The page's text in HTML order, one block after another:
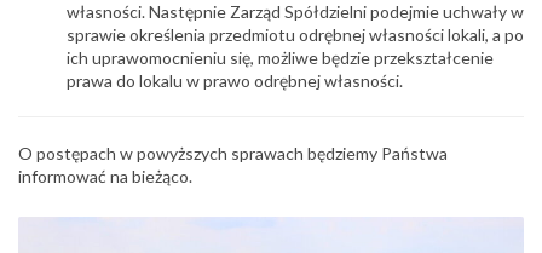
własności. Następnie Zarząd Spółdzielni podejmie uchwały w
sprawie określenia przedmiotu odrębnej własności lokali, a po
ich uprawomocnieniu się, możliwe będzie przekształcenie
prawa do lokalu w prawo odrębnej własności.
O postępach w powyższych sprawach będziemy Państwa
informować na bieżąco.